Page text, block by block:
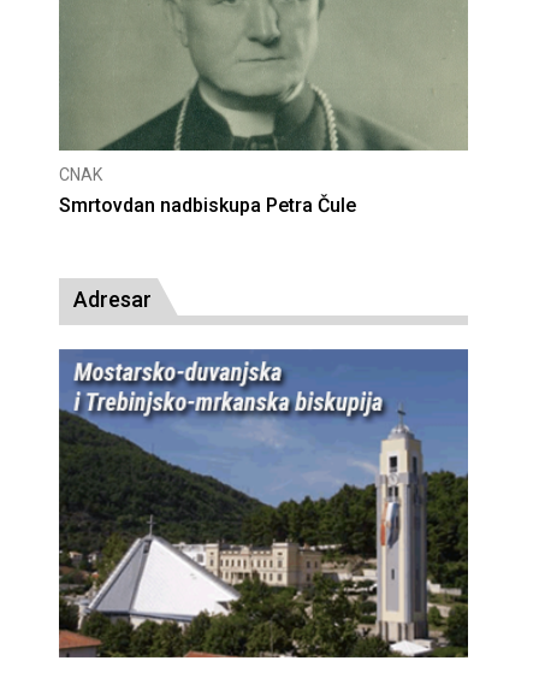
Petra Čule
Deseta obljetnica poništenja
Adresar